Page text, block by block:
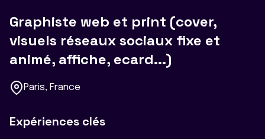
Graphiste web et print (cover,
visuels réseaux sociaux fixe et
animé, affiche, ecard...)
Paris, France
Expériences clés